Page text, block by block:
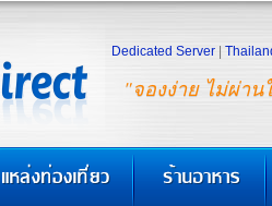
"จองง่าย ไม่ผ่าน
Dedicated Server